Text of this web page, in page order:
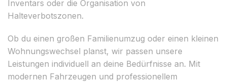
Inventars oder die Organisation von
Halteverbotszonen.
Ob du einen großen Familienumzug oder einen kleinen
Wohnungswechsel planst, wir passen unsere
Leistungen individuell an deine Bedürfnisse an. Mit
modernen Fahrzeugen und professionellem